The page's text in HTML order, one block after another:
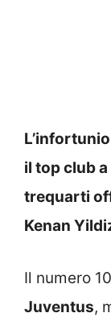
il top club
trequarti
Kenan
Il numero
Juventus,